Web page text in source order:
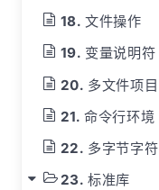
文件操作
变量说明符
多文件项目
命令行环境
多字节字符
标准库